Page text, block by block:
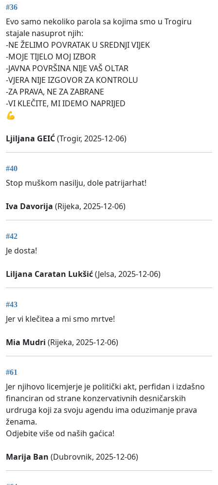
#36
Evo samo nekoliko parola sa kojima smo u Trogiru
stajale nasuprot njih:
-NE ŽELIMO POVRATAK U SREDNJI VIJEK
-MOJE TIJELO MOJ IZBOR
-JAVNA POVRŠINA NIJE VAŠ OLTAR
-VJERA NIJE IZGOVOR ZA KONTROLU
-ZA PRAVA, NE ZA ZABRANE
-VI KLEČITE, MI IDEMO NAPRIJED
💪
Ljiljana GEIĆ(Trogir, 2025-12-06)
#40
Stop muškom nasilju, dole patrijarhat!
Iva Davorija (Rijeka, 2025-12-06)
#42
Je dosta!
Liljana Caratan Lukšić(Jelsa, 2025-12-06)
#43
Jer vi klečitea a mi smo mrtve!
Mia Mudri (Rijeka, 2025-12-06)
#61
Jer njihovo licemjerje je politički akt, perfidan i izdašno
financiran od strane konzervativnih desničarskih
urdruga koji za svoju agendu ima oduzimanje prava
ženama.
Odjebite više od naših gaćica!
Marija Ban (Dubrovnik, 2025-12-06)